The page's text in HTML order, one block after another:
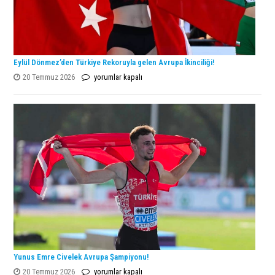
Eylül Dönmez’den Türkiye Rekoruyla gelen Avrupa İkinciliği!
20 Temmuz 2026
Eylül
Türkiye
gelen
Avrupa
İkinciliği!
yorumlar kapalı
Yunus Emre Civelek Avrupa Şampiyonu!
20 Temmuz 2026
Yunus
yorumlar kapalı